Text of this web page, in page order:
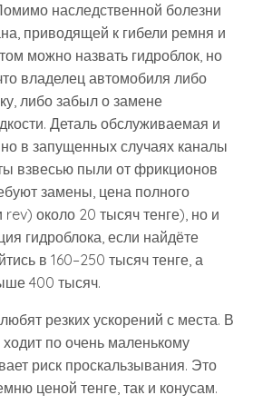
наследственной болезни
приводящей к гибели ремня и
можно назвать гидроблок, но
владелец автомобиля либо
либо забыл о замене
Деталь обслуживаемая и
в запущенных случаях каналы
взвесью пыли от фрикционов
замены, цена полного
около 20 тысяч тенге), но и
гидроблока, если найдёте
в 160–250 тысяч тенге, а
400 тысяч.
резких ускорений с места. В
по очень маленькому
риск проскальзывания. Это
ценой тенге, так и конусам.